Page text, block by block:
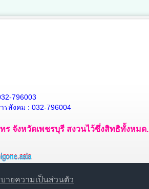
796003
รสังคม : 032-796004
ร จังหวัดเพชรบุรี สงวนไว้ซึ่งสิทธิทั้งหมด.
ายความเป็นส่วนตัว